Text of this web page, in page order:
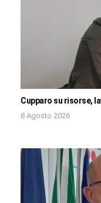
Cupparo su risorse,
8 Agosto 2026